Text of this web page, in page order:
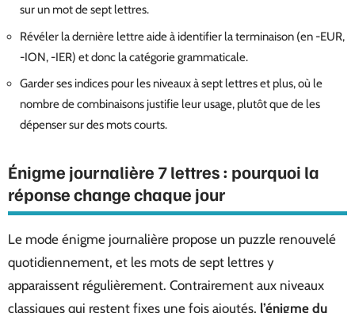
sur un mot de sept lettres.
Révéler la dernière lettre aide à identifier la terminaison (en -EUR,
-ION, -IER) et donc la catégorie grammaticale.
Garder ses indices pour les niveaux à sept lettres et plus, où le
nombre de combinaisons justifie leur usage, plutôt que de les
dépenser sur des mots courts.
Énigme journalière 7 lettres : pourquoi la
réponse change chaque jour
Le mode énigme journalière propose un puzzle renouvelé
quotidiennement, et les mots de sept lettres y
apparaissent régulièrement. Contrairement aux niveaux
classiques qui restent fixes une fois ajoutés, l’énigme du